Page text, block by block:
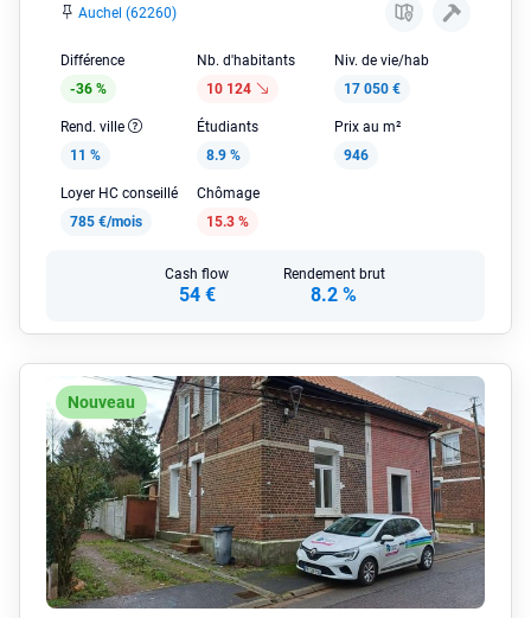
Auchel (62260)
Différence
-36 %
Nb. d'habitants
10 124
Niv. de vie/hab
17 050 €
Rend. ville
11 %
Étudiants
8.9 %
Prix au m²
946
Loyer HC conseillé
785 €/mois
Chômage
15.3 %
Cash flow
54 €
Rendement brut
8.2 %
Nouveau